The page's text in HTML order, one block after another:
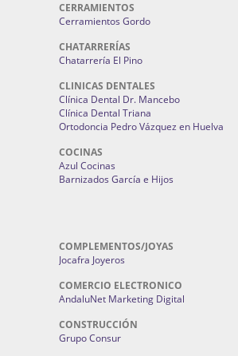
CERRAMIENTOS
Cerramientos Gordo
CHATARRERÍAS
Chatarrería El Pino
CLINICAS DENTALES
Clínica Dental Dr. Mancebo
Clínica Dental Triana
Ortodoncia Pedro Vázquez en Huelva
COCINAS
Azul Cocinas
Barnizados García e Hijos
COMPLEMENTOS/JOYAS
Jocafra Joyeros
COMERCIO ELECTRONICO
AndaluNet Marketing Digital
CONSTRUCCIÓN
Grupo Consur